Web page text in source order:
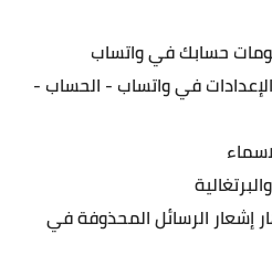
حسابك في واتساب
في واتساب - الحساب -
إشعار الرسائل المحذوفة في